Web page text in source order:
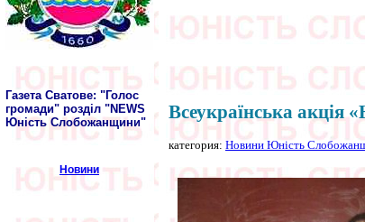
Газета Сватове: "Голос
громади" розділ "NEWS
Юність Слобожанщини"
Новини
Всеукраїнська акція
категория: Новини Юність